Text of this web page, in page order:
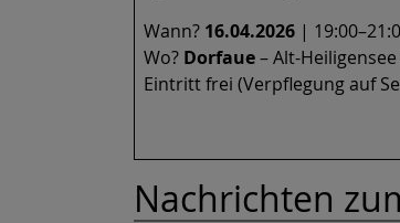
Wann? 16.04.2026 |
Wo? Dorfaue– Alt-
Eintritt frei (Verpflegung auf
Nachrichten